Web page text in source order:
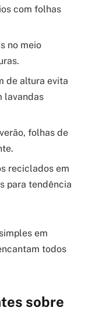
com folhas
no meio
de altura evita
lavandas
folhas de
reciclados em
para tendência
em
todos
sobre